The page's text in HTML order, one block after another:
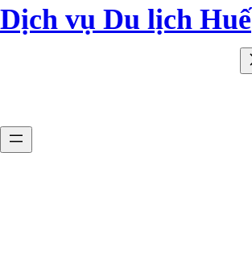
Chuyển
đến
Dịch vụ Du lịch Huế